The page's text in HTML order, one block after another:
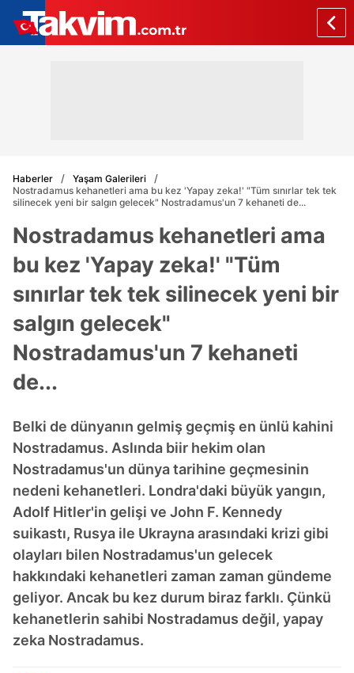
Haberler
Yaşam Galerileri
Nostradamus kehanetleri ama bu kez 'Yapay zeka!' "Tüm sınırlar tek tek
silinecek yeni bir salgın gelecek" Nostradamus'un 7 kehaneti de...
Nostradamus kehanetleri ama
bu kez 'Yapay zeka!' "Tüm
sınırlar tek tek silinecek yeni bir
salgın gelecek"
Nostradamus'un 7 kehaneti
de...
Belki de dünyanın gelmiş geçmiş en ünlü kahini
Nostradamus. Aslında biir hekim olan
Nostradamus'un dünya tarihine geçmesinin
nedeni kehanetleri. Londra'daki büyük yangın,
Adolf Hitler'in gelişi ve John F. Kennedy
suikastı, Rusya ile Ukrayna arasındaki krizi gibi
olayları bilen Nostradamus'un gelecek
hakkındaki kehanetleri zaman zaman gündeme
geliyor. Ancak bu kez durum biraz farklı. Çünkü
kehanetlerin sahibi Nostradamus değil, yapay
zeka Nostradamus.